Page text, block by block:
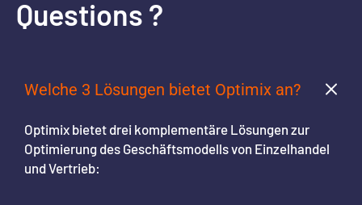
Questions ?
Welche 3 Lösungen bietet Optimix an?
Optimix bietet drei komplementäre Lösungen zur
Optimierung des Geschäftsmodells von Einzelhandel
und Vertrieb: